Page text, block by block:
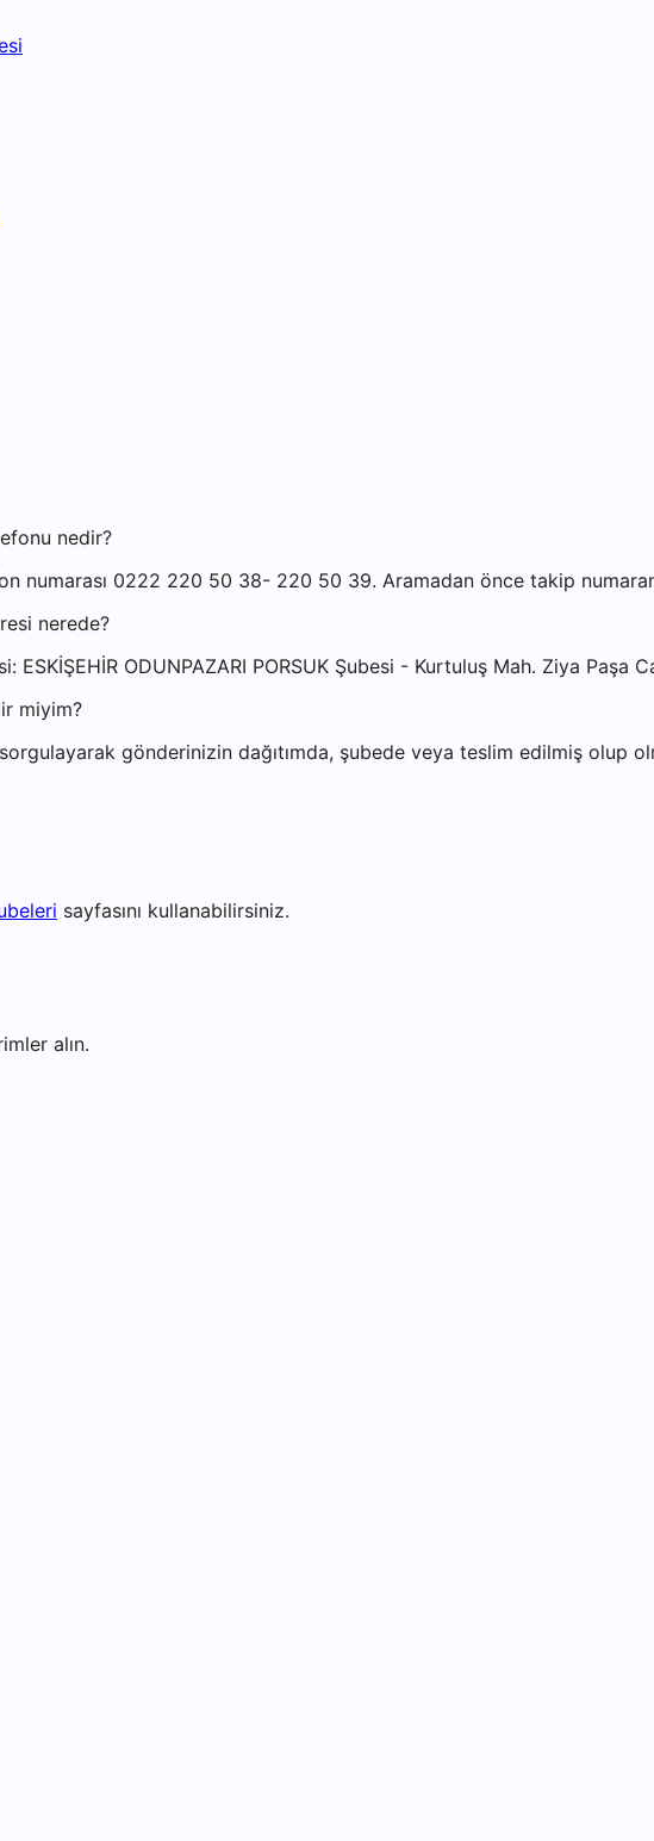
nedir?
numarası 0222 220 50 38- 220 50 39. Aramadan önce takip
nerede?
ODUNPAZARI PORSUK Şubesi - Kurtuluş Mah. Ziya Paşa
miyim?
gönderinizin dağıtımda, şubede veya teslim edilmiş olup
sayfasını kullanabilirsiniz.
alın.